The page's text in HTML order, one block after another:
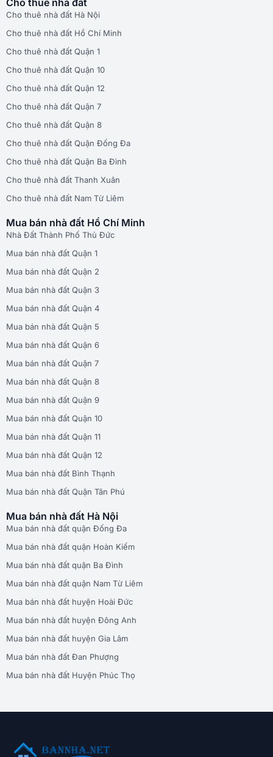
Cho thuê nhà đất Hà Nội
Cho thuê nhà đất Hồ Chí Minh
Cho thuê nhà đất Quận 1
Cho thuê nhà đất Quận 10
Cho thuê nhà đất Quận 12
Cho thuê nhà đất Quận 7
Cho thuê nhà đất Quận 8
Cho thuê nhà đất Quận Đống Đa
Cho thuê nhà đất Quận Ba Đình
Cho thuê nhà đất Thanh Xuân
Cho thuê nhà đất Nam Từ Liêm
Mua bán nhà đất Hồ Chí Minh
Nhà Đất Thành Phố Thủ Đức
Mua bán nhà đất Quận 1
Mua bán nhà đất Quận 2
Mua bán nhà đất Quận 3
Mua bán nhà đất Quận 4
Mua bán nhà đất Quận 5
Mua bán nhà đất Quận 6
Mua bán nhà đất Quận 7
Mua bán nhà đất Quận 8
Mua bán nhà đất Quận 9
Mua bán nhà đất Quận 10
Mua bán nhà đất Quận 11
Mua bán nhà đất Quận 12
Mua bán nhà đất Bình Thạnh
Mua bán nhà đất Quận Tân Phú
Mua bán nhà đất Hà Nội
Mua bán nhà đất quận Đống Đa
Mua bán nhà đất quận Hoàn Kiếm
Mua bán nhà đất quận Ba Đình
Mua bán nhà đất quận Nam Từ Liêm
Mua bán nhà đất huyện Hoài Đức
Mua bán nhà đất huyện Đông Anh
Mua bán nhà đất huyện Gia Lâm
Mua bán nhà đất Đan Phượng
Mua bán nhà đất Huyện Phúc Thọ